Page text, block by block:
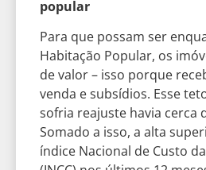
popular
Para que possam ser
Habitação Popular, os
de valor – isso porque
venda e subsídios. Esse
sofria reajuste havia cerca
Somado a isso, a alta
índice Nacional de Custo